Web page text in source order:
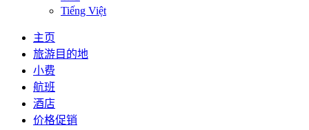
Tiếng Việt
主页
旅游目的地
小费
航班
酒店
价格促销